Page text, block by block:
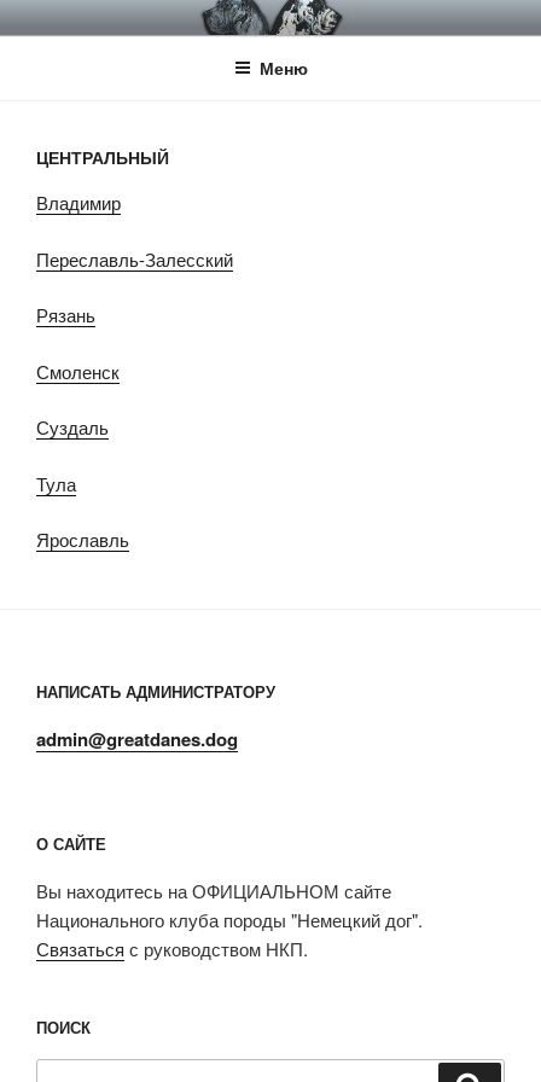
Перейти
к
НКП НЕМЕЦКИЙ ДОГ
Официальный сайт НКП Немецкий Дог
Меню
ЦЕНТРАЛЬНЫЙ
Владимир
Переславль-Залесский
Рязань
Смоленск
Суздаль
Тула
Ярославль
НАПИСАТЬ АДМИНИСТРАТОРУ
admin@greatdanes.dog
О САЙТЕ
Вы находитесь на ОФИЦИАЛЬНОМ сайте
Национального клуба породы "Немецкий дог".
Связаться с руководством НКП.
ПОИСК